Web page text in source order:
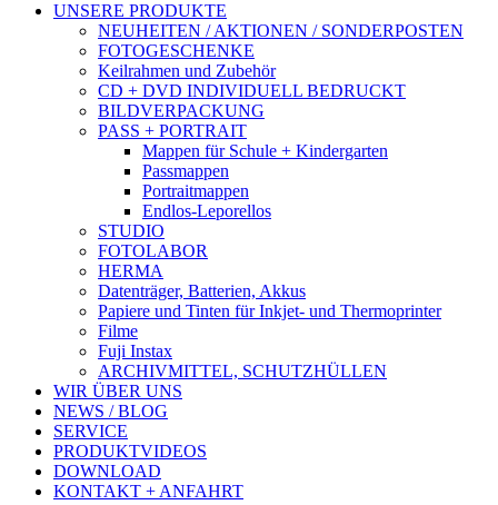
UNSERE PRODUKTE
NEUHEITEN / AKTIONEN / SONDERPOSTEN
FOTOGESCHENKE
Keilrahmen und Zubehör
CD + DVD INDIVIDUELL BEDRUCKT
BILDVERPACKUNG
PASS + PORTRAIT
Mappen für Schule + Kindergarten
Passmappen
Portraitmappen
Endlos-Leporellos
STUDIO
FOTOLABOR
HERMA
Datenträger, Batterien, Akkus
Papiere und Tinten für Inkjet- und Thermoprinter
Filme
Fuji Instax
ARCHIVMITTEL, SCHUTZHÜLLEN
WIR ÜBER UNS
NEWS / BLOG
SERVICE
PRODUKTVIDEOS
DOWNLOAD
KONTAKT + ANFAHRT